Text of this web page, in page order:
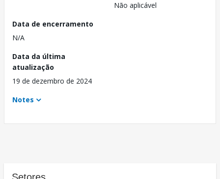
Não aplicável
Data de encerramento
N/A
Data da última
atualização
19 de dezembro de 2024
Notes